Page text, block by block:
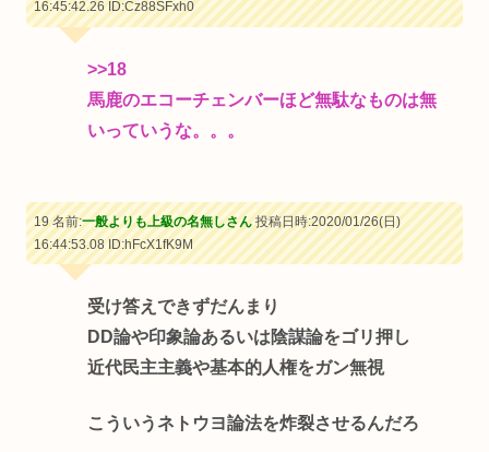
16:45:42.26ID:Cz88SFxh0
>>18
馬鹿のエコーチェンバーほど無駄なものは無
いっていうな。。。
19 名前:一般よりも上級の名無しさん投稿日時:2020/01/26(日)
16:44:53.08ID:hFcX1fK9M
受け答えできずだんまり
DD論や印象論あるいは陰謀論をゴリ押し
近代民主主義や基本的人権をガン無視
こういうネトウヨ論法を炸裂させるんだろ